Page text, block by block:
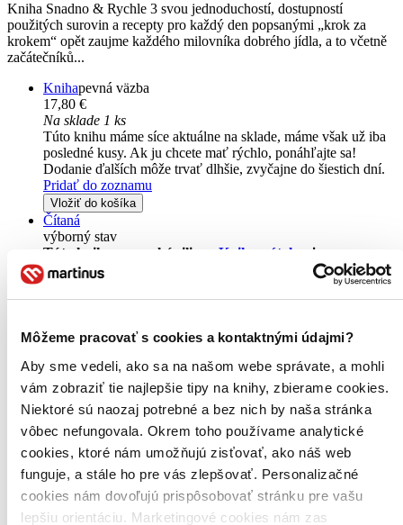
Môžeme pracovať s cookies a kontaktnými údajmi?
Aby sme vedeli, ako sa na našom webe správate, a mohli
vám zobraziť tie najlepšie tipy na knihy, zbierame cookies.
Niektoré sú naozaj potrebné a bez nich by naša stránka
vôbec nefungovala. Okrem toho používame analytické
cookies, ktoré nám umožňujú zisťovať, ako náš web
funguje, a stále ho pre vás zlepšovať. Personalizačné
cookies nám dovoľujú prispôsobovať stránku pre vašu
lepšiu orientáciu. Marketingové cookies nám zas
Kniha Snadno & Rychle 3 svou jednoduchostí, dostupností
použitých surovin a recepty pro každý den popsanými „krok za
krokem“ opět zaujme každého milovníka dobrého jídla, a to včetně
začátečníků...
Knihapevná väzba
17,80 €
Na sklade 1 ks
Túto knihu máme síce aktuálne na sklade, máme však už iba
posledné kusy. Ak ju chcete mať rýchlo, ponáhľajte sa!
Dodanie ďalších môže trvať dlhšie, zvyčajne do šiestich dní.
Pridať do zoznamu
Vložiť do košíka
Čítaná
výborný stav
Túto knihu sme vykúpili cez Knihovrátok
a je vo
výbornom stave.
Rozdiel medzi touto knihou a novou by ste
asi ani nespoznali. Knihu sme označili nálepkou, ktorá môže
na niektorých obaloch zanechať stopy.
Na sklade
Tento produkt síce máme aktuálne na sklade, máme však už
iba posledné kusy a ďalšie už nemá ani distribútor, preto je
možné, že bude onedlho úplne vypredaný. Ak ho chcete mať,
Vložiť do košíka